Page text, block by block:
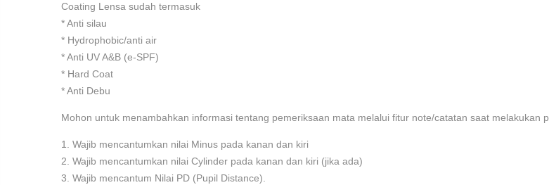
Coating Lensa sudah termasuk
* Anti silau
* Hydrophobic/anti air
* Anti UV A&B (e-SPF)
* Hard Coat
* Anti Debu
Mohon untuk menambahkan informasi tentang pemeriksaan mata melalui fitur note/catatan saat melakukan
1. Wajib mencantumkan nilai Minus pada kanan dan kiri
2. Wajib mencantumkan nilai Cylinder pada kanan dan kiri (jika ada)
3. Wajib mencantum Nilai PD (Pupil Distance).